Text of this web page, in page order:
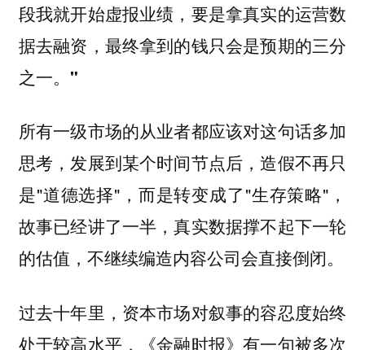
段我就开始虚报业绩，要是拿真实的运营数
据去融资，最终拿到的钱只会是预期的三分
之一。"
所有一级市场的从业者都应该对这句话多加
思考，发展到某个时间节点后，造假不再只
是"道德选择"，而是转变成了"生存策略"，
故事已经讲了一半，真实数据撑不起下一轮
的估值，不继续编造内容公司会直接倒闭。
过去十年里，资本市场对叙事的容忍度始终
处于较高水平，《金融时报》有一句被多次